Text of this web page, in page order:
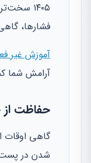
۱۴۰۵
فشارها،
آموزش غیر
آرامش شما
حفاظت
گاهی اوقات
شدن در